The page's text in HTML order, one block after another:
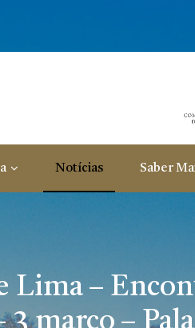
Notícias Saber
Lima –